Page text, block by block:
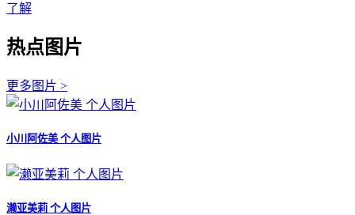
了解
热点图片
更多图片 >
小川阿佐美 个人图片
濑亚美莉 个人图片